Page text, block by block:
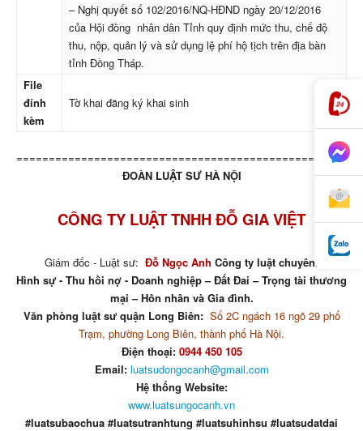
– Nghị quyết số 102/2016/NQ-HĐND ngày 20/12/2016
của Hội đồng nhân dân Tỉnh quy định mức thu, chế độ
thu, nộp, quản lý và sử dụng lệ phí hộ tịch trên địa bàn
tỉnh Đồng Tháp.
File
đính
kèm
Tờ khai đăng ký khai sinh
ĐOÀN LUẬT SƯ HÀ NỘI
CÔNG TY LUẬT TNHH ĐỖ GIA VIỆT
Giám đốc - Luật sư: Đỗ Ngọc Anh Công ty luật chuyên:
Hình sự - Thu hồi nợ - Doanh nghiệp – Đất Đai – Trọng tài thương
mại – Hôn nhân và Gia đình.
Văn phòng luật sư quận Long Biên: Số 2C ngách 16 ngõ 29 phố
Trạm, phường Long Biên, thành phố Hà Nội.
Điện thoại: 0944 450 105
Email: luatsudongocanh@gmail.com
Hệ thống Website:
www.luatsungocanh.vn
#luatsubaochua #luatsutranhtung #luatsuhinhsu #luatsudatdai